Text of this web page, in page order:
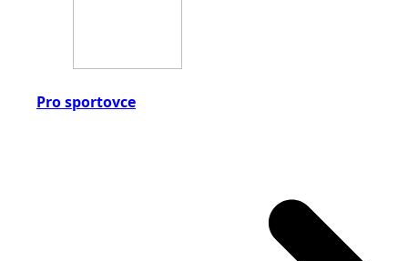
Pro sportovce